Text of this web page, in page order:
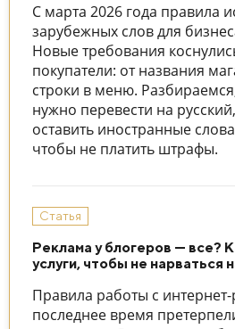
С марта 2026 года правила
зарубежных слов для
Новые требования
покупатели: от названия
строки в меню.
нужно перевести на
оставить иностранные
чтобы не платить штрафы.
Статья
Реклама у блогеров — все?
услуги, чтобы не нарваться
Правила работы с
последнее время